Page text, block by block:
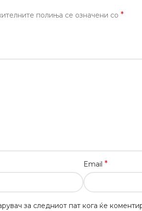
полиња се означени со *
Email *
за следниот пат кога ќе